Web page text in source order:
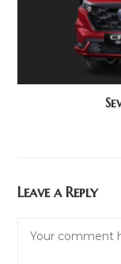
Leave a Reply